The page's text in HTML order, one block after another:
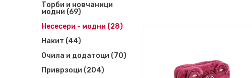
Торби и новчаници
модни (69)
Несесери - модни (28)
Накит (44)
Очила и додатоци (70)
Приврзоци (204)